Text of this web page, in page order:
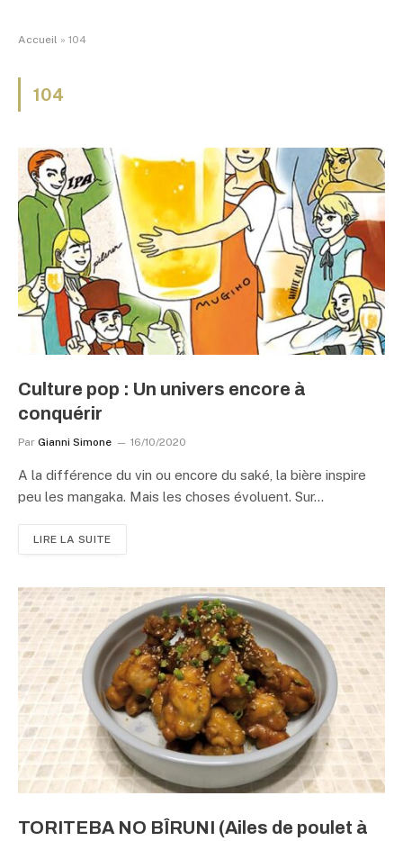
Accueil » 104
104
Culture pop : Un univers encore à
conquérir
Par Gianni Simone 16/10/2020
A la différence du vin ou encore du saké, la bière inspire
peu les mangaka. Mais les choses évoluent. Sur…
LIRE LA SUITE
TORITEBA NO BÎRUNI (Ailes de poulet à